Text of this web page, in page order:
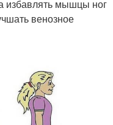
избавлять мышцы ног
венозное